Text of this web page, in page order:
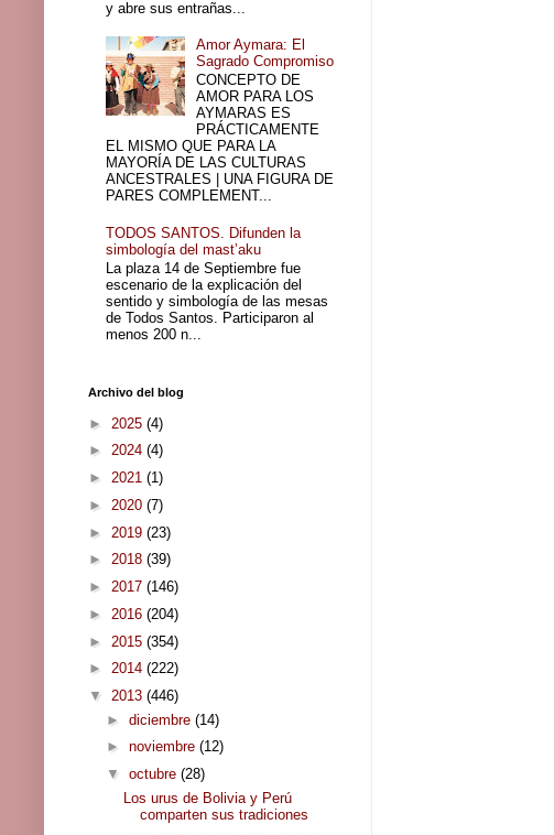
y abre sus entrañas...
Amor Aymara: El
Sagrado Compromiso
CONCEPTO DE
AMOR PARA LOS
AYMARAS ES
PRÁCTICAMENTE
EL MISMO QUE PARA LA
MAYORÍA DE LAS CULTURAS
ANCESTRALES | UNA FIGURA DE
PARES COMPLEMENT...
TODOS SANTOS. Difunden la
simbología del mast’aku
La plaza 14 de Septiembre fue
escenario de la explicación del
sentido y simbología de las mesas
de Todos Santos. Participaron al
menos 200 n...
Archivo del blog
► 2025 (4)
► 2024 (4)
► 2021 (1)
► 2020 (7)
► 2019 (23)
► 2018 (39)
► 2017 (146)
► 2016 (204)
► 2015 (354)
► 2014 (222)
▼ 2013 (446)
► diciembre (14)
► noviembre (12)
▼ octubre (28)
Los urus de Bolivia y Perú
comparten sus tradiciones